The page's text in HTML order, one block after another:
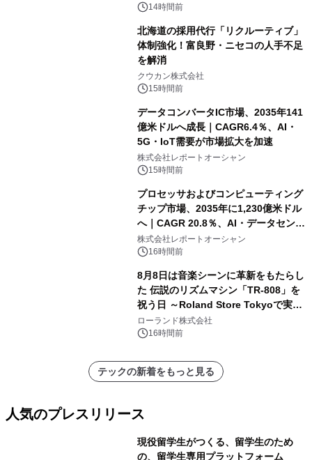
速14時間前
北海道の採用代行「リクルーティブ」
体制強化！富良野・ニセコの人手不足
を解消
クウカン株式会社
15時間前
データコンバータIC市場、2035年141
億米ドルへ成長｜CAGR6.4％、AI・
5G・IoT需要が市場拡大を加速
株式会社レポートオーシャン
15時間前
プロセッサおよびコンピューティング
チップ市場、2035年に1,230億米ドル
へ｜CAGR 20.8％、AI・データセンタ
ー需要が成長を牽引
株式会社レポートオーシャン
16時間前
8月8日は音楽シーンに革新をもたらし
た 伝説のリズムマシン「TR-808」を
祝う日 ～Roland Store Tokyoで実機
を展示しての 記念キャンペーンを開
催 英国ラジオ「NTS」の 特別プログ
アーティストを フィーチャーしたアニ
メーションを公開～
ローランド株式会社
16時間前
テックの新着をもっと見る
人気のプレスリリース
現役留学生がつくる、留学生のため
の、留学生専用プラットフォーム